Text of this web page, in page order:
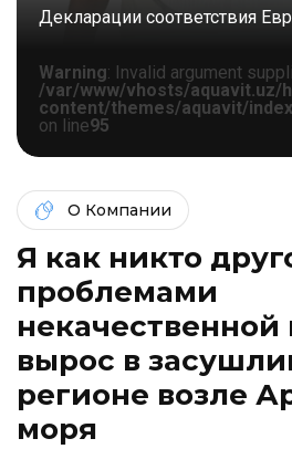
Декларации соответствия
Warning: Invalid argument
/var/www/vhosts/aquavit.uz/
content/themes/aquavit/
on line95
О Компании
Я как никто
проблемами
некачественной
вырос в
регионе возле
моря